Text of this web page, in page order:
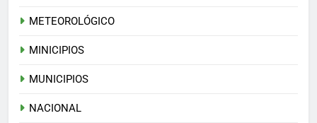
METEOROLÓGICO
MINICIPIOS
MUNICIPIOS
NACIONAL